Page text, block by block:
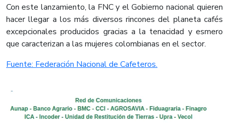
Con este lanzamiento, la FNC y el Gobierno nacional quieren
hacer llegar a los más diversos rincones del planeta cafés
excepcionales producidos gracias a la tenacidad y esmero
que caracterizan a las mujeres colombianas en el sector.​
Fuente: Federación Nacional de Cafeteros.​